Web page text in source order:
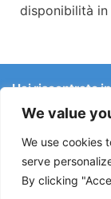
We value
We use cookies
serve
By clicking
disponibilità
Hai riscontrato
Le
lavori stradali o